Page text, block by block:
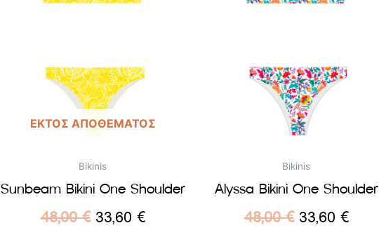
ΕΚΤΌΣ ΑΠΟΘΈΜΑΤΟΣ
Bikinis
Sunbeam Bikini One Shoulder
48,00€ 33,60 €
Bikinis
Alyssa Bikini One Shoulder
48,00€ 33,60 €